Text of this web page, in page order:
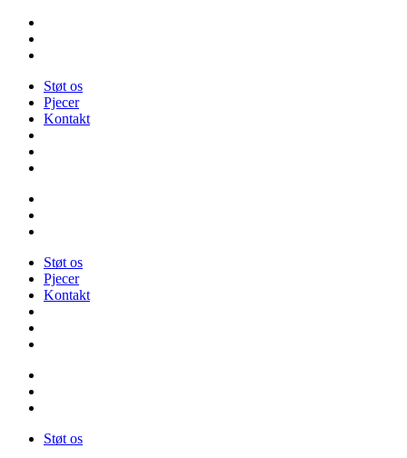
Videre
indhold
Støt os
Pjecer
Kontakt
Støt os
Pjecer
Kontakt
Støt os